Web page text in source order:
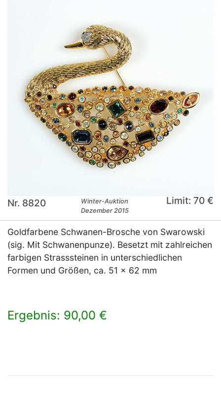
Nr. 8820
Winter-Auktion
Dezember 2015
Limit: 70 €
Goldfarbene Schwanen-Brosche von Swarowski
(sig. Mit Schwanenpunze). Besetzt mit zahlreichen
farbigen Strasssteinen in unterschiedlichen
Formen und Größen, ca. 51 x 62 mm
Ergebnis: 90,00 €